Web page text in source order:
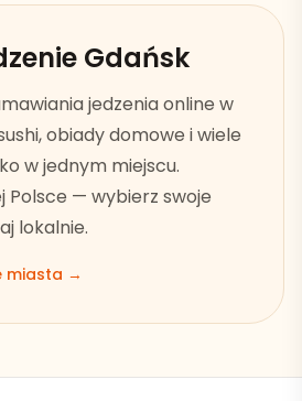
Gdańsk
jedzenia online w
obiady domowe i wiele
w jednym miejscu.
Polsce — wybierz swoje
lokalnie.
miasta →